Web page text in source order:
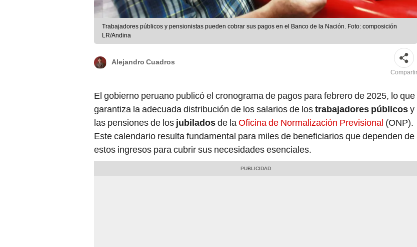
Trabajadores públicos y pensionistas pueden cobrar sus pagos en el Banco de la Nación. Foto: composición
LR/Andina
Compartir
garantiza la adecuada distribución de los salarios de lostrabajadores públicosy
las pensiones de losjubiladosde laOficina de Normalización Previsional(ONP).
Este calendario resulta fundamental para miles de beneficiarios que dependen de
estos ingresos para cubrir sus necesidades esenciales.